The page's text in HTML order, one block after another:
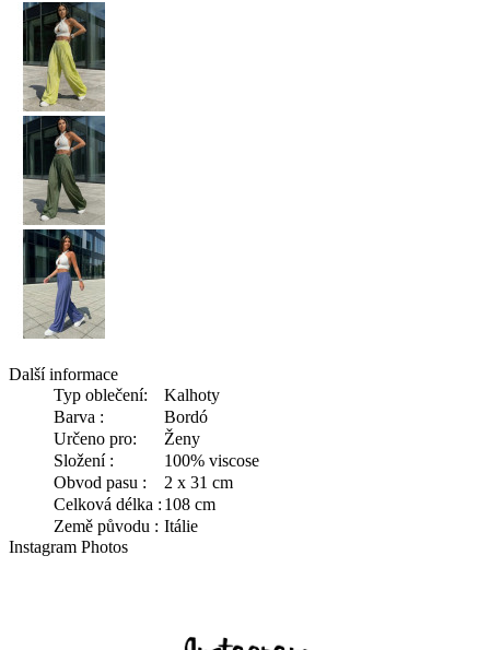
Další informace
Typ oblečení:
Kalhoty
Barva :
Bordó
Určeno pro:
Ženy
Složení :
100% viscose
Obvod pasu :
2 x 31 cm
Celková délka : 108 cm
Země původu : Itálie
Instagram Photos